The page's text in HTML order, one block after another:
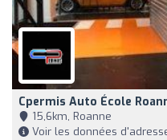
Cpermis Auto École
15,6km, Roanne
Voir les données